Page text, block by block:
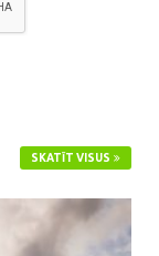
SKATĪT VISUS